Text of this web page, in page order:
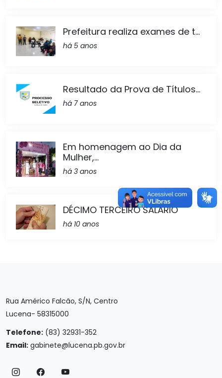
Prefeitura realiza exames de t...
há 5 anos
Resultado da Prova de Títulos...
há 7 anos
Em homenagem ao Dia da
Mulher,...
há 3 anos
DÉCIMO TERCEIRO SALÁRIO
há 10 anos
Rua Américo Falcão, S/N, Centro
Lucena- 58315000
Telefone: (83) 32931-352
Email: gabinete@lucena.pb.gov.br